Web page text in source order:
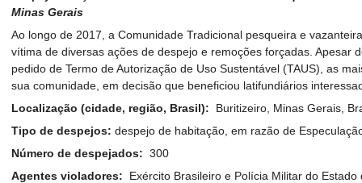
Minas Gerais
Ao longo de 2017, a Comunidade Tradicional pesqueira e
vítima de diversas ações de despejo e remoções forçadas. Apesar
pedido de Termo de Autorização de Uso Sustentável (TAUS), as
sua comunidade, em decisão que beneficiou latifundiários
Localização (cidade, região, Brasil): Buritizeiro, Minas Gerais,
Tipo de despejos: despejo de habitação, em razão de
Número de despejados: 300
Agentes violadores: Exército Brasileiro e Polícia Militar do Estado